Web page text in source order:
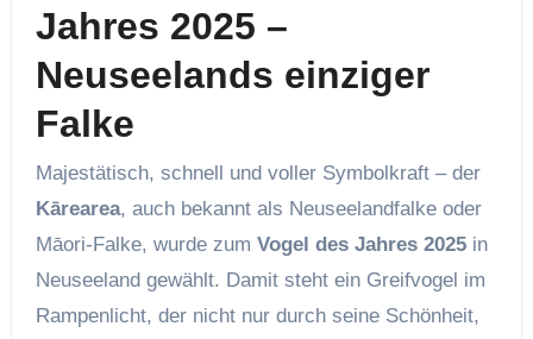
Jahres 2025 –
Neuseelands einziger
Falke
Majestätisch, schnell und voller Symbolkraft – der
Kārearea, auch bekannt als Neuseelandfalke oder
Māori-Falke, wurde zum Vogel des Jahres 2025in
Neuseeland gewählt. Damit steht ein Greifvogel im
Rampenlicht, der nicht nur durch seine Schönheit,